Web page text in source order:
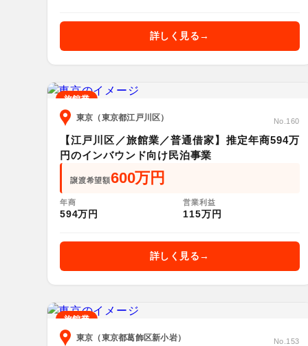
詳しく見る
旅館業
東京（東京都江戸川区）
No.160
【江戸川区／旅館業／普通借家】推定年商594万
円のインバウンド向け民泊事業
譲渡希望額600万円
年商
594万円
営業利益
115万円
詳しく見る
旅館業
東京（東京都葛飾区新小岩）
No.153